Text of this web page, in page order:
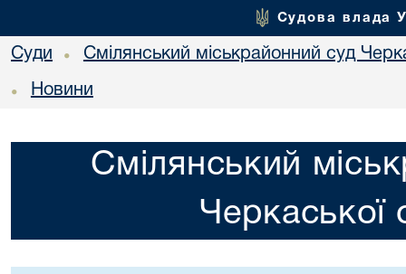
Судова влада
Суди • Смілянський міськрайонний суд
• Новини
Смілянський
Черкаської